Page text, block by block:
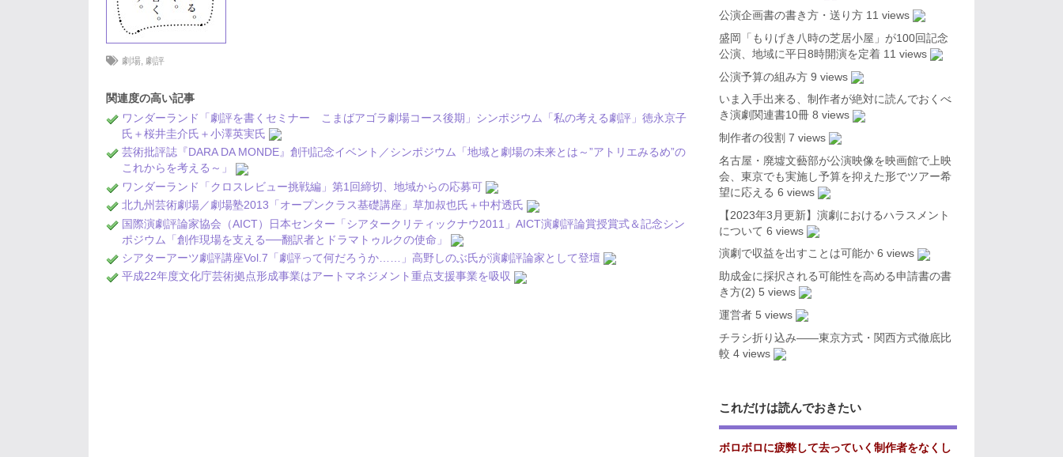
劇場, 劇評
関連度の高い記事
ワンダーランド「劇評を書くセミナー こまばアゴラ劇場コース後期」シンポジウム「私の考える劇評」徳永京子
氏＋桜井圭介氏＋小澤英実氏
芸術批評誌『DARA DA MONDE』創刊記念イベント／シンポジウム「地域と劇場の未来とは～”アトリエみるめ”の
これからを考える～」
ワンダーランド「クロスレビュー挑戦編」第1回締切、地域からの応募可
北九州芸術劇場／劇場塾2013「オープンクラス基礎講座」草加叔也氏＋中村透氏
国際演劇評論家協会（AICT）日本センター「シアタークリティックナウ2011」AICT演劇評論賞授賞式＆記念シン
ポジウム「創作現場を支える──翻訳者とドラマトゥルクの使命」
シアターアーツ劇評講座Vol.7「劇評って何だろうか……」高野しのぶ氏が演劇評論家として登壇
平成22年度文化庁芸術拠点形成事業はアートマネジメント重点支援事業を吸収
公演企画書の書き方・送り方 11 views
盛岡「もりげき八時の芝居小屋」が100回記念
公演、地域に平日8時開演を定着 11 views
公演予算の組み方 9 views
いま入手出来る、制作者が絶対に読んでおくべ
き演劇関連書10冊 8 views
制作者の役割 7 views
名古屋・廃墟文藝部が公演映像を映画館で上映
会、東京でも実施し予算を抑えた形でツアー希
望に応える 6 views
【2023年3月更新】演劇におけるハラスメント
について 6 views
演劇で収益を出すことは可能か 6 views
助成金に採択される可能性を高める申請書の書
き方(2) 5 views
運営者 5 views
チラシ折り込み――東京方式・関西方式徹底比
較 4 views
これだけは読んでおきたい
ボロボロに疲弊して去っていく制作者をなくし